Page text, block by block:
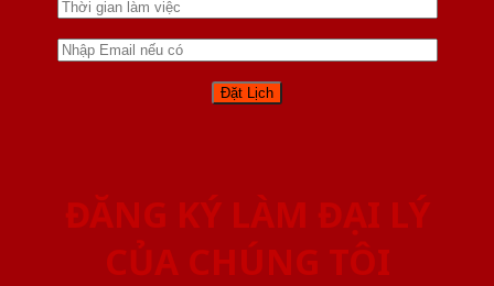
ĐĂNG KÝ LÀM ĐẠI LÝ
CỦA CHÚNG TÔI